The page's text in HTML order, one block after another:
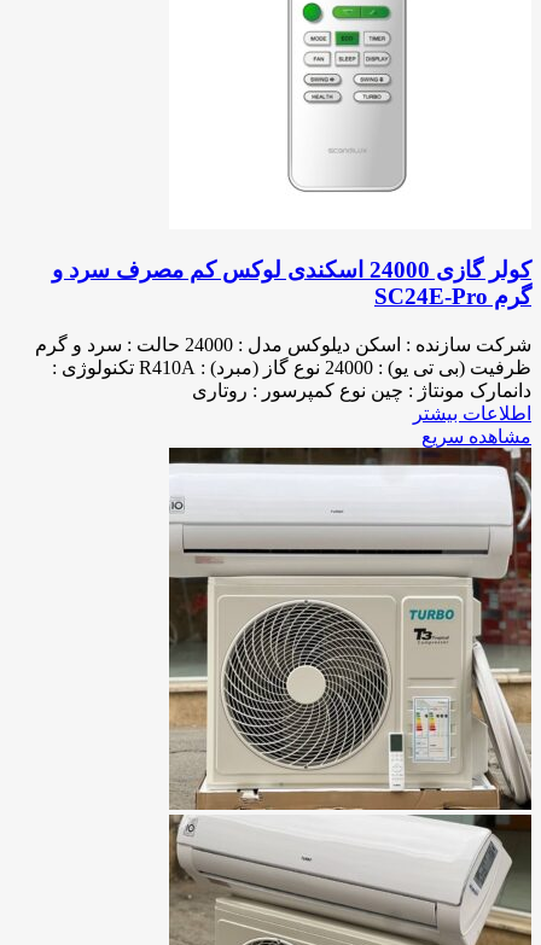
کولر گازی 24000 اسکندی لوکس کم مصرف سرد و
گرم SC24E-Pro
شرکت سازنده : اسکن دیلوکس مدل : 24000 حالت : سرد و گرم
ظرفیت (بی تی یو) : 24000 نوع گاز (مبرد) : R410A تکنولوژی :
دانمارک مونتاژ : چین نوع کمپرسور : روتاری
اطلاعات بیشتر
مشاهده سریع